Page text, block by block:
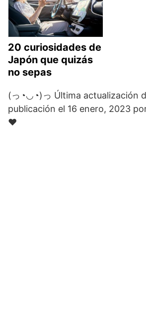
20 curiosidades de
Japón que quizás
no sepas
(っ◔◡◔)っ Última actualización
publicación el 16 enero, 2023
♥